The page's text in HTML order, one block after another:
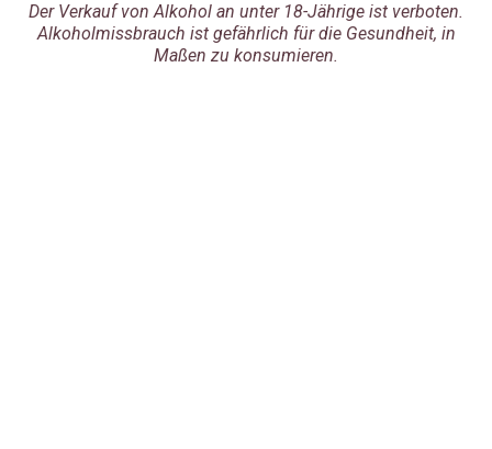
Der Verkauf von Alkohol an unter 18-Jährige ist verboten.
Alkoholmissbrauch ist gefährlich für die Gesundheit, in
Maßen zu konsumieren.